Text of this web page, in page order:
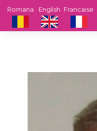
Francaise
English
Romana